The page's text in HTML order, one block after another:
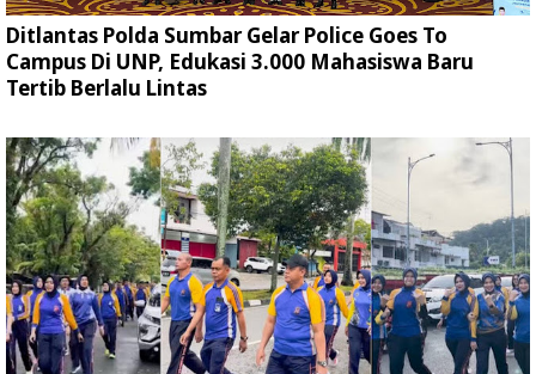
Ditlantas Polda Sumbar Gelar Police Goes To
Campus Di UNP, Edukasi 3.000 Mahasiswa Baru
Tertib Berlalu Lintas